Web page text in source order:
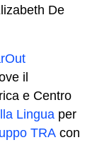
De
il
e Centro
Lingua per
TRA con